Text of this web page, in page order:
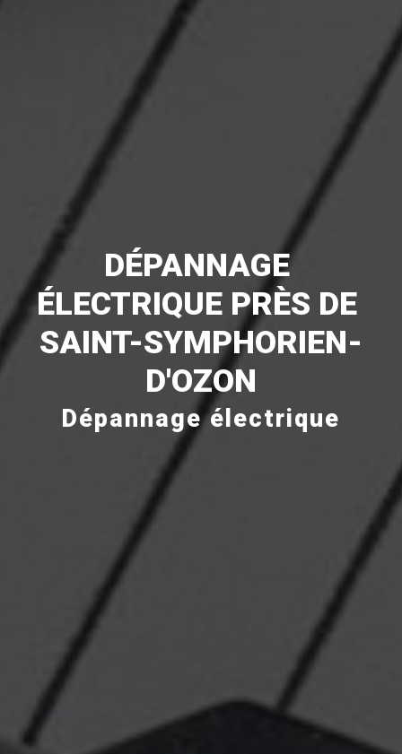
DÉPANNAGE
ÉLECTRIQUE PRÈS DE
SAINT-SYMPHORIEN-
D'OZON
Dépannage électrique